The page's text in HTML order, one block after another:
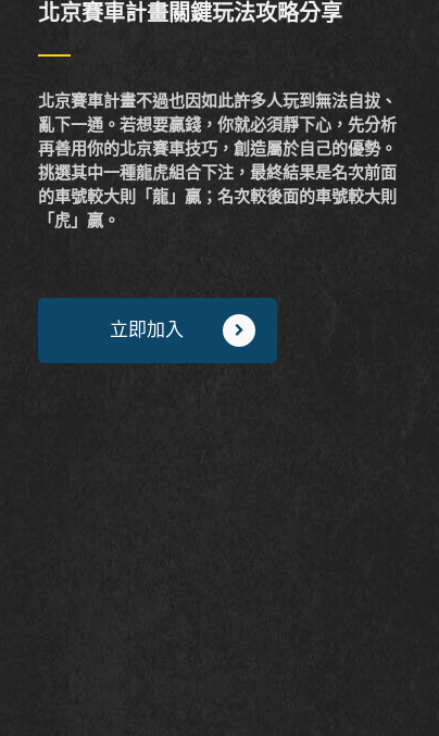
北京賽車計畫關鍵玩法攻略分享
北京賽車計畫不過也因如此許多人玩到無法自拔、
亂下一通。若想要贏錢，你就必須靜下心，先分析
再善用你的北京賽車技巧，創造屬於自己的優勢。
挑選其中一種龍虎組合下注，最終結果是名次前面
的車號較大則「龍」贏；名次較後面的車號較大則
「虎」贏。
立即加入